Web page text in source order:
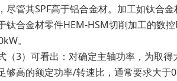
尽管其SPF高于铝合金材。加工如钛合
钛合金材零件HEM-HSM切削加工的数
。
3）可看出：对确定主轴功率，为取得
够高的额定功率/转速比，通常要求大